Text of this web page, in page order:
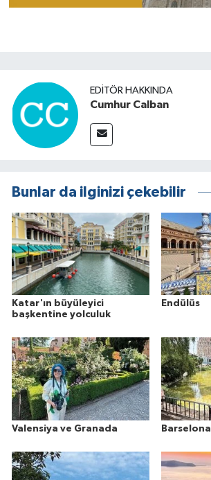
EDITÖR HAKKINDA
Cumhur Calban
Bunlar da ilginizi çekebilir
Katar'ın büyüleyici
başkentine yolculuk
Endülüs
Valensiya ve Granada Barselona